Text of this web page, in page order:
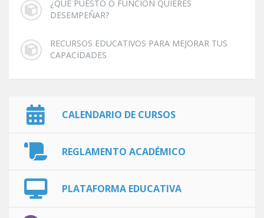
¿QUÉ PUESTO O FUNCIÓN QUIERES
DESEMPEÑAR?
RECURSOS EDUCATIVOS PARA MEJORAR TUS
CAPACIDADES
CALENDARIO DE CURSOS
REGLAMENTO ACADÉMICO
PLATAFORMA EDUCATIVA